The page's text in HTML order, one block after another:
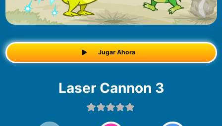
Jugar Ahora
Laser Cannon 3